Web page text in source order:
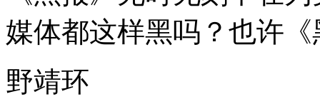
媒体都这样黑吗？也许
野靖环